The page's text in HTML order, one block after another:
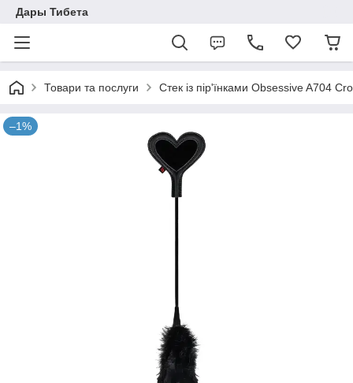
Дары Тибета
Товари та послуги Стек із пір'їнками Obsessive A704
–1%